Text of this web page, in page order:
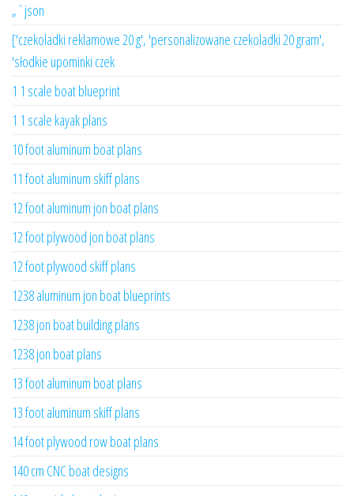
„`json
['czekoladki reklamowe 20 g', 'personalizowane czekoladki 20 gram',
'słodkie upominki czek
1 1 scale boat blueprint
1 1 scale kayak plans
10 foot aluminum boat plans
11 foot aluminum skiff plans
12 foot aluminum jon boat plans
12 foot plywood jon boat plans
12 foot plywood skiff plans
1238 aluminum jon boat blueprints
1238 jon boat building plans
1238 jon boat plans
13 foot aluminum boat plans
13 foot aluminum skiff plans
14 foot plywood row boat plans
140 cm CNC boat designs